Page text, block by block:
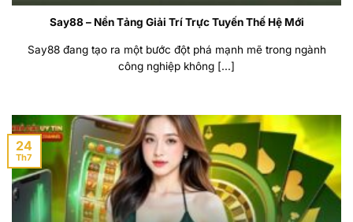
Say88 – Nền Tảng Giải Trí Trực Tuyến Thế Hệ Mới
Say88 đang tạo ra một bước đột phá mạnh mẽ trong ngành
công nghiệp không [...]
24
Th7